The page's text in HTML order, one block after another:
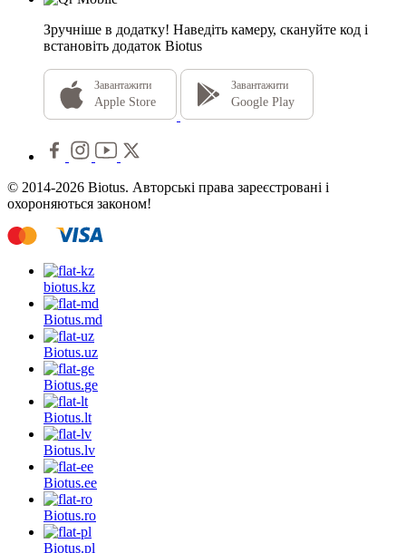
Зручніше в додатку! Наведіть камеру, скануйте код і
встановіть додаток Biotus
Завантажити
Apple Store
Завантажити
Google Play
© 2014-2026 Biotus. Авторські права зареєстровані і
охороняються законом!
biotus.kz
Biotus.md
Biotus.uz
Biotus.ge
Biotus.lt
Biotus.lv
Biotus.ee
Biotus.ro
Biotus.pl